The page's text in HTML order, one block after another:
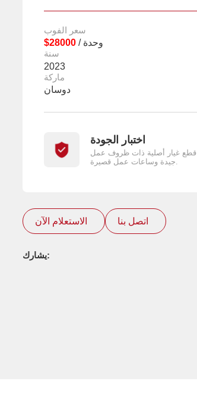
سعر الفوب
$28000 / وحدة
سنة
2023
ماركة
دوسان
اختبار الجودة
قطع غيار أصلية ذات ظروف عمل
جيدة وساعات عمل قصيرة.
الاستعلام الآن اتصل بنا
يشارك: